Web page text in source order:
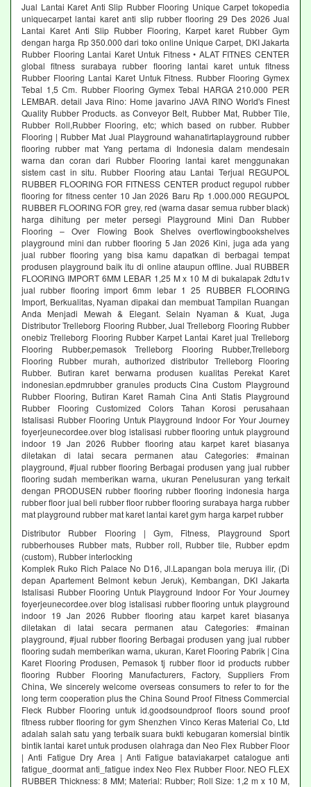
Jual Lantai Karet Anti Slip Rubber Flooring Unique Carpet tokopedia
uniquecarpet lantai karet anti slip rubber flooring 29 Des 2026 Jual
Lantai Karet Anti Slip Rubber Flooring, Karpet karet Rubber Gym
dengan harga Rp 350.000 dari toko online Unique Carpet, DKI Jakarta
Rubber Flooring Lantai Karet Untuk Fitness • ALAT FITNES CENTER
global fitness surabaya rubber flooring lantai karet untuk fitness
Rubber Flooring Lantai Karet Untuk Fitness. Rubber Flooring Gymex
Tebal 1,5 Cm. Rubber Flooring Gymex Tebal HARGA 210.000 PER
LEMBAR. detail Java Rino: Home javarino JAVA RINO World's Finest
Quality Rubber Products. as Conveyor Belt, Rubber Mat, Rubber Tile,
Rubber Roll,Rubber Flooring, etc; which based on rubber. Rubber
Flooring | Rubber Mat Jual Playground wahanatirtaplayground rubber
flooring rubber mat Yang pertama di Indonesia dalam mendesain
warna dan coran dari Rubber Flooring lantai karet menggunakan
sistem cast in situ. Rubber Flooring atau Lantai Terjual REGUPOL
RUBBER FLOORING FOR FITNESS CENTER product regupol rubber
flooring for fitness center 10 Jan 2026 Baru Rp 1.000.000 REGUPOL
RUBBER FLOORING FOR grey, red (warna dasar semua rubber black)
harga dihitung per meter persegi Playground Mini Dan Rubber
Flooring – Over Flowing Book Shelves overflowingbookshelves
playground mini dan rubber flooring 5 Jan 2026 Kini, juga ada yang
jual rubber flooring yang bisa kamu dapatkan di berbagai tempat
produsen playground baik itu di online ataupun offline. Jual RUBBER
FLOORING IMPORT 6MM LEBAR 1,25 M x 10 M di bukalapak 2dtu1v
jual rubber flooring import 6mm lebar 1 25 RUBBER FLOORING
Import, Berkualitas, Nyaman dipakai dan membuat Tampilan Ruangan
Anda Menjadi Mewah & Elegant. Selain Nyaman & Kuat, Juga
Distributor Trelleborg Flooring Rubber, Jual Trelleborg Flooring Rubber
onebiz Trelleborg Flooring Rubber Karpet Lantai Karet jual Trelleborg
Flooring Rubber,pemasok Trelleborg Flooring Rubber,Trelleborg
Flooring Rubber murah, authorized distributor Trelleborg Flooring
Rubber. Butiran karet berwarna produsen kualitas Perekat Karet
indonesian.epdmrubber granules products Cina Custom Playground
Rubber Flooring, Butiran Karet Ramah Cina Anti Statis Playground
Rubber Flooring Customized Colors Tahan Korosi perusahaan
Istalisasi Rubber Flooring Untuk Playground Indoor For Your Journey
foyerjeunecordee.over blog istalisasi rubber flooring untuk playground
indoor 19 Jan 2026 Rubber flooring atau karpet karet biasanya
diletakan di latai secara permanen atau Categories: #mainan
playground, #jual rubber flooring Berbagai produsen yang jual rubber
flooring sudah memberikan warna, ukuran Penelusuran yang terkait
dengan PRODUSEN rubber flooring rubber flooring indonesia harga
rubber floor jual beli rubber floor rubber flooring surabaya harga rubber
mat playground rubber mat karet lantai karet gym harga karpet rubber
Distributor Rubber Flooring | Gym, Fitness, Playground Sport
rubberhouses Rubber mats, Rubber roll, Rubber tile, Rubber epdm
(custom), Rubber interlocking
Komplek Ruko Rich Palace No D16, Jl.Lapangan bola meruya ilir, (Di
depan Apartement Belmont kebun Jeruk), Kembangan, DKI Jakarta
Istalisasi Rubber Flooring Untuk Playground Indoor For Your Journey
foyerjeunecordee.over blog istalisasi rubber flooring untuk playground
indoor 19 Jan 2026 Rubber flooring atau karpet karet biasanya
diletakan di latai secara permanen atau Categories: #mainan
playground, #jual rubber flooring Berbagai produsen yang jual rubber
flooring sudah memberikan warna, ukuran, Karet Flooring Pabrik | Cina
Karet Flooring Produsen, Pemasok tj rubber floor id products rubber
flooring Rubber Flooring Manufacturers, Factory, Suppliers From
China, We sincerely welcome overseas consumers to refer to for the
long term cooperation plus the China Sound Proof Fitness Commercial
Fleck Rubber Flooring untuk id.goodsoundproof floors sound proof
fitness rubber flooring for gym Shenzhen Vinco Keras Material Co, Ltd
adalah salah satu yang terbaik suara bukti kebugaran komersial bintik
bintik lantai karet untuk produsen olahraga dan Neo Flex Rubber Floor
| Anti Fatigue Dry Area | Anti Fatigue bataviakarpet catalogue anti
fatigue_doormat anti_fatigue index Neo Flex Rubber Floor. NEO FLEX
RUBBER Thickness: 8 MM; Material: Rubber; Roll Size: 1,2 m x 10 M,